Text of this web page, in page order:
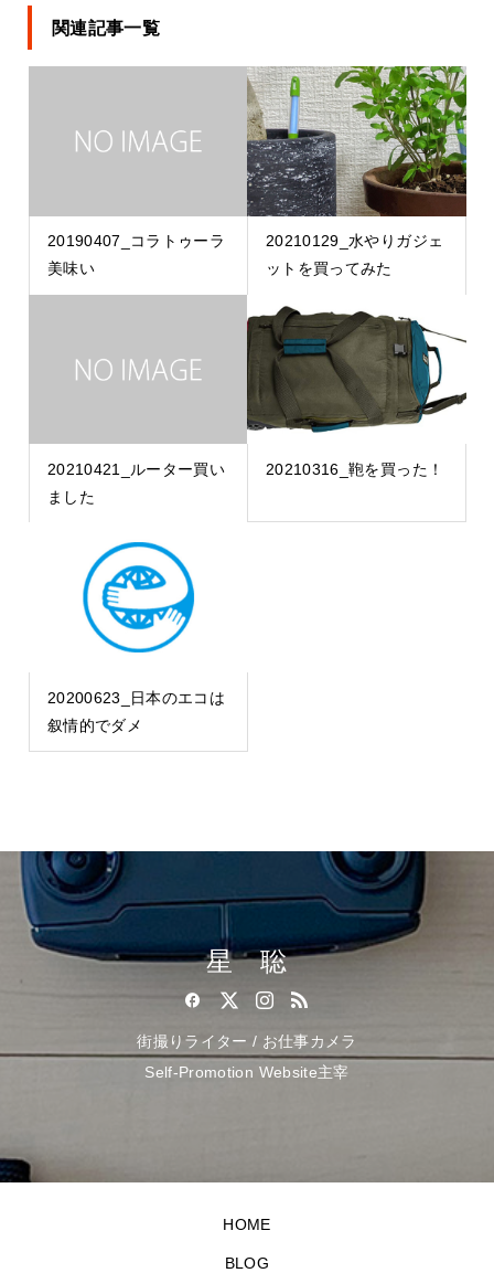
関連記事一覧
20190407_コラトゥーラ
美味い
20210129_水やりガジェ
ットを買ってみた
20210421_ルーター買い
ました
20210316_鞄を買った！
20200623_日本のエコは
叙情的でダメ
星 聡
街撮りライター / お仕事カメラ
Self-Promotion Website主宰
HOME
BLOG